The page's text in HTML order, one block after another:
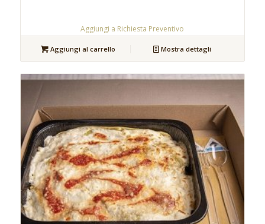
Aggiungi a Richiesta Preventivo
Aggiungi al carrello Mostra dettagli